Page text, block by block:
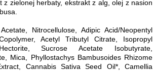
z zielonej herbaty, ekstrakt z alg, olej z nasion
Nitrocellulose, Adipic Acid/Neopentyl
Acetyl Tributyl Citrate, Isopropyl
Sucrose Acetate Isobutyrate,
Mica, Phyllostachys Bambusoides Rhizome
Cannabis Sativa Seed Oil*, Camellia